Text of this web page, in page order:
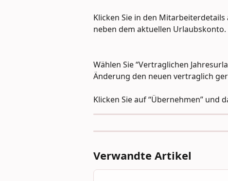
Klicken Sie in den
neben dem aktuellen Urlaubskonto.
Wählen Sie “Vertraglichen
Änderung den neuen vertraglich
Klicken Sie auf “Übernehmen” und
Verwandte Artikel